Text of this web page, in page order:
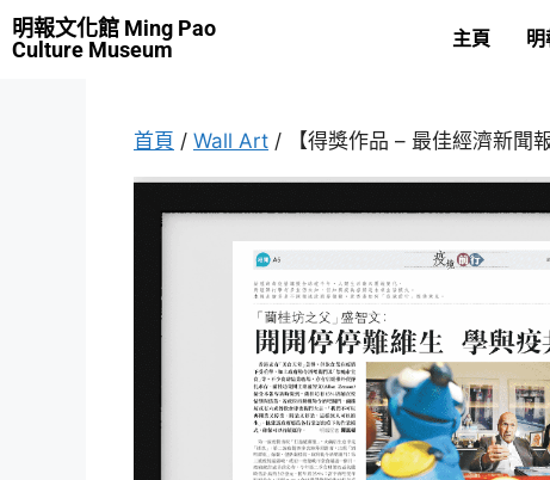
明報文化館 Ming Pao
Culture Museum
主頁 明
首頁 / Wall Art / 【得獎作品 – 最佳經濟新聞